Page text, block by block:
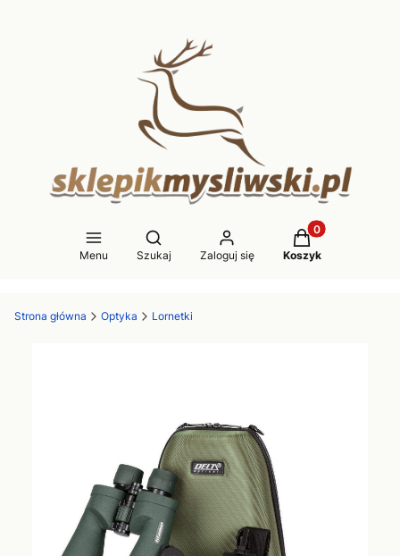
Menu
Otwórz wyszukiwarkę
Szukaj Zaloguj się
Produkty w
Koszyk
Strona główna Optyka Lornetki